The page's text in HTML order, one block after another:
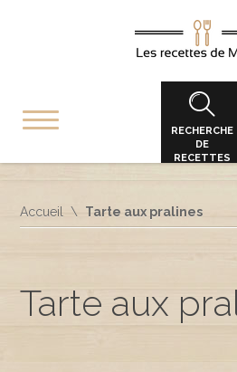
RECHERCHE
DE
RECETTES
Accueil Tarte aux pralines
Tarte aux